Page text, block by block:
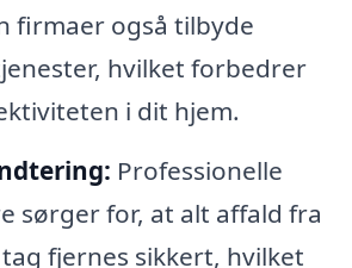
firmaer også tilbyde
hvilket forbedrer
i dit hjem.
Professionelle
sørger for, at alt affald fra
fjernes sikkert, hvilket